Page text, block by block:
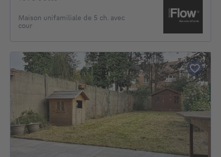
Maison unifamiliale de 5 ch. avec
cour